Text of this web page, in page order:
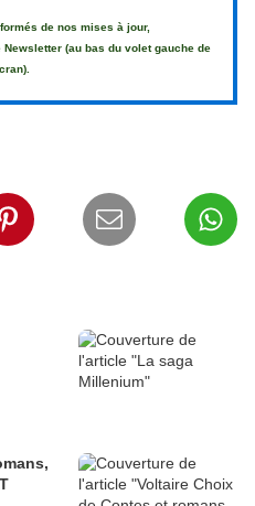
de nos mises à jour,
(au bas du volet gauche de